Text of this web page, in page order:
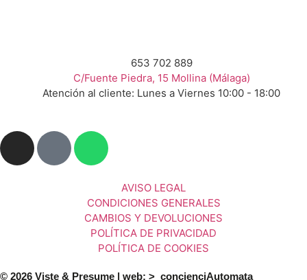
653 702 889
C/Fuente Piedra, 15 Mollina (Málaga)
Atención al cliente: Lunes a Viernes 10:00 - 18:00
AVISO LEGAL
CONDICIONES GENERALES
CAMBIOS Y DEVOLUCIONES
POLÍTICA DE PRIVACIDAD
POLÍTICA DE COOKIES
© 2026 Viste & Presume | web: >_concienciAutomata_